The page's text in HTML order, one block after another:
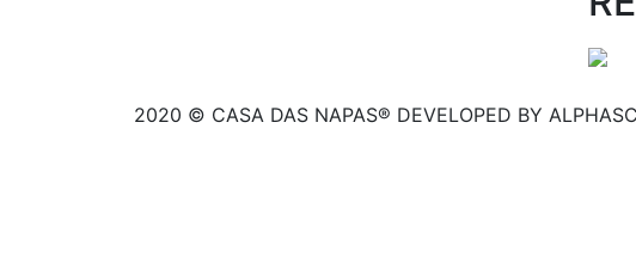
2020 © CASA DAS NAPAS® DEVELOPED BY